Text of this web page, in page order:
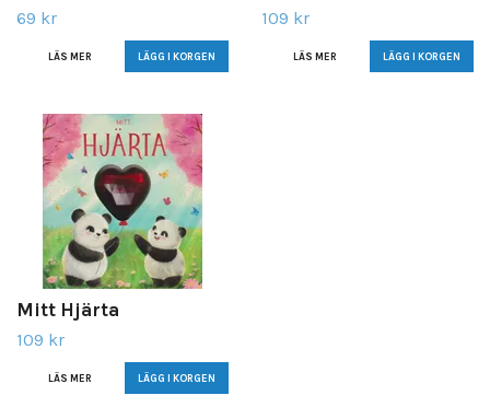
69 kr
LÄS MER
109 kr
LÄS MER
Mitt Hjärta
109 kr
LÄS MER